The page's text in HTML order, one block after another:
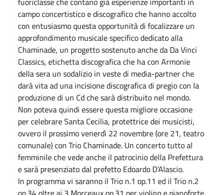
campo concertistico e discografico che hanno accolto
con entusiasmo questa opportunità di focalizzare un
approfondimento musicale specifico dedicato alla
Chaminade, un progetto sostenuto anche da Da Vinci
Classics, etichetta discografica che ha con Armonie
della sera un sodalizio in veste di media-partner che
darà vita ad una incisione discografica di pregio con la
produzione di un Cd che sarà distribuito nel mondo.
Non poteva quindi essere questa migliore occasione
per celebrare Santa Cecilia, protettrice dei musicisti,
ovvero il prossimo venerdì 22 novembre (ore 21, teatro
comunale) con Trio Chaminade. Un concerto tutto al
femminile che vede anche il patrocinio della Prefettura
e sarà presenziato dal prefetto Edoardo D’Alascio.
In programma vi saranno il Trio n.1 op.11 ed il Trio n.2